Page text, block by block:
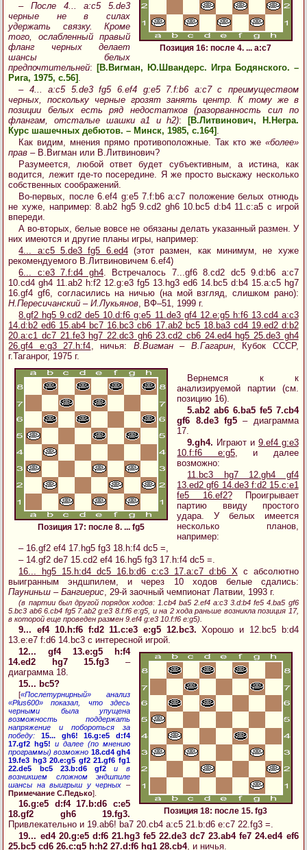
Позиция 16: после 4. ... a:c7
– После 4... a:c5 5.de3
черные не в силах
удержать связку. Кроме
того, ослабленный правый
фланг черных делает
шансы белых
предпочтительней: [В.Вигман, Ю.Швандерс. Игра Бодянского. –
Рига, 1975, с.56] .
– 4... a:c5 5.de3 fg5 6.ef4 g:e5 7.f:b6 a:c7 с преимуществом
черных, поскольку черные грозят занять центр. К тому же в
позиции белых есть ряд недостатков (разорванность сил по
флангам, отсталые шашки a1 и h2):
[В.Литвинович, Н.Негра.
Курс шашечных дебютов. – Минск, 1985, с.164] .
Как видим, мнения прямо противоположные. Так кто же «более»
прав – В.Вигман или В.Литвинович?
Разумеется, любой ответ будет субъективным, а истина, как
водится, лежит где-то посередине. Я же просто выскажу несколько
собственных соображений.
Во-первых, после 6.ef4 g:e5 7.f:b6 a:c7 положение белых отнюдь
не хуже, например: 8.ab2 hg5 9.cd2 gh6 10.bc5 d:b4 11.c:a5 с игрой
впереди.
А во-вторых, белые вовсе не обязаны делать указанный размен. У
них имеются и другие планы игры, например:
4... a:c5 5.de3 fg5 6.ed4(этот размен, как минимум, не хуже
рекомендуемого В.Литвиновичем 6.ef4)
6... c:e3 7.f:d4 gh4. Встречалось 7...gf6 8.cd2 dc5 9.d:b6 a:c7
10.cd4 gh4 11.ab2 h:f2 12.g:e3 fg5 13.hg3 ed6 14.bc5 d:b4 15.a:c5 hg7
16.gf4 gf6, согласились на ничью (на мой взгляд, слишком рано):
Н.Пересичанский – И.Лукьянов, ВФ–51, 1999 г.
8.gf2 hg5 9.cd2 de5 10.d:f6 g:e5 11.de3 gf4 12.e:g5 h:f6 13.cd4 a:c3
14.d:b2 ed6 15.ab4 bc7 16.bc3 cb6 17.ab2 bc5 18.ba3 cd4 19.ed2 d:b2
20.a:c1 dc7 21.fe3 hg7 22.dc3 gh6 23.cd2 cb6 24.ed4 hg5 25.de3 gh4
26.gf4 e:g3 27.h:f4, ничья: В.Вигман – В.Гагарин, Кубок СССР,
г.Таганрог, 1975 г.
Позиция 17: после 8. ... fg5
Вернемся к к
анализируемой партии (см.
позицию 16).
5.ab2 ab6 6.ba5 fe5 7.cb4
gf6 8.de3 fg5 – диаграмма
17.
9.gh4. Играют и 9.ef4 g:e3
10.f:f6 e:g5, и далее
возможно:
11.bc3 hg7 12.gh4 gf4
13.ed2 gf6 14.de3 f:d2 15.c:e1
fe5 16.ef2?Проигрывает
партию ввиду простого
удара. У белых имеется
несколько планов,
например:
– 16.gf2 ef4 17.hg5 fg3 18.h:f4 dc5 =,
– 14.gf2 de7 15.cd2 ef4 16.hg5 fg3 17.h:f4 dc5 =.
16... hg5 15.h:d4 dc5 16.b:d6 c:c3 17.a:c7 d:b6 Xс абсолютно
выигранным эндшпилем, и через 10 ходов белые сдались:
Пауниньш – Бангиерис, 29-й заочный чемпионат Латвии, 1993 г.
(в партии был другой порядок ходов: 1.cb4 ba5 2.ef4 a:c3 3.d:b4 fe5 4.ba5 gf6
5.bc3 ab6 6.cb4 fg5 7.ab2 g:e3 8.f:f6 e:g5, и на 2 хода раньше возникла позиция 17,
в которой еще проведен размен 9.ef4 g:e3 10.f:f6 e:g5).
9... ef4 10.h:f6 f:d2 11.c:e3 e:g5 12.bc3. Хорошо и 12.bc5 b:d4
13.e:e7 f:d6 14.bc3 с интересной игрой.
Позиция 18: после 15. fg3
12... gf4 13.e:g5 h:f4
14.ed2 hg7 15.fg3 –
диаграмма 18.
15... bc5?
[«Послетурнирный» анализ
«Plus600» показал, что здесь
черными была упущена
возможность поддержать
напряжение и побороться за
победу:
15... gh6! 16.g:e5 d:f4
17.gf2 hg5! и далее (по мнению
программы) возможно 18.cd4 gh4
19.fe3 hg3 20.e:g5 gf2 21.gf6 fg1
22.de5 bc5 23.b:d6 gf2
и в
возникшем сложном эндшпиле
шансы на выигрыш у черных –
Примечание С.Педько].
16.g:e5 d:f4 17.b:d6 c:e5
18.gf2 gh6 19.fg3.
Привлекательно и 19.ab6! ba7 20.cb4 a:c5 21.b:d6 e:c7 22.fg3 =.
19... ed4 20.g:e5 d:f6 21.hg3 fe5 22.de3 dc7 23.ab4 fe7 24.ed4 ef6
25.bc5 cd6 26.c:g5 h:h2 27.d:f6 hg1 28.cb4, и ничья.